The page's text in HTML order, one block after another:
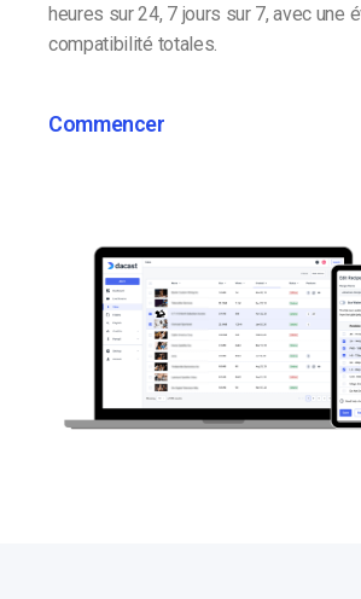
heures sur 24, 7 jours sur 7, avec une
compatibilité totales.
Commencer